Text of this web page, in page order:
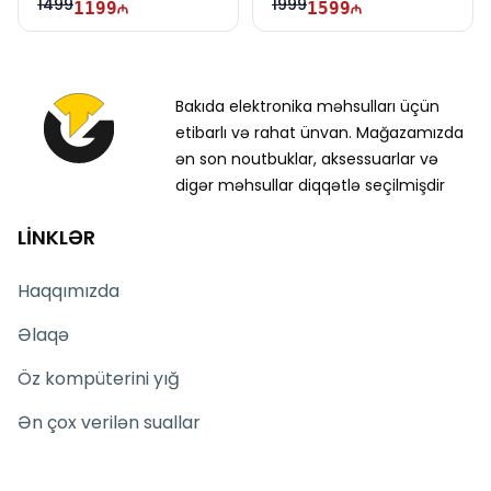
14991199 19991599
Bakıda elektronika məhsulları üçün
etibarlı və rahat ünvan. Mağazamızda
ən son noutbuklar, aksessuarlar və
digər məhsullar diqqətlə seçilmişdir
LİNKLƏR
Haqqımızda
Əlaqə
Öz kompüterini yığ
Ən çox verilən suallar